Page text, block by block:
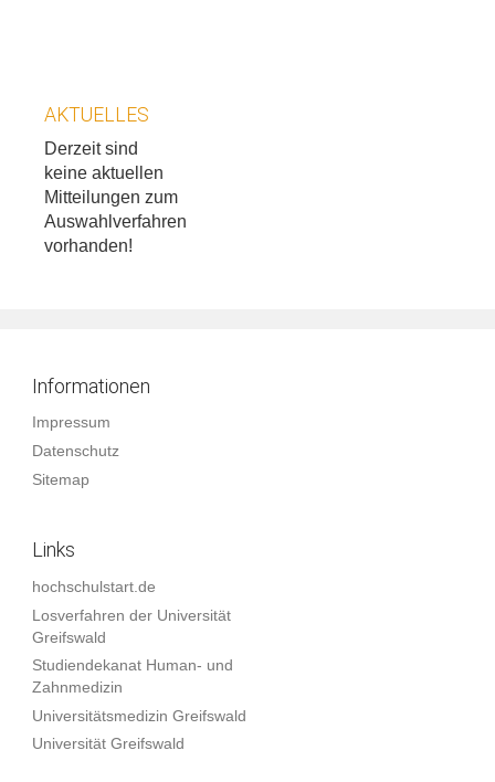
AKTUELLES
Derzeit sind
keine aktuellen
Mitteilungen zum
Auswahlverfahren
vorhanden!
Informationen
Impressum
Datenschutz
Sitemap
Links
hochschulstart.de
Losverfahren der Universität
Greifswald
Studiendekanat Human- und
Zahnmedizin
Universitätsmedizin Greifswald
Universität Greifswald